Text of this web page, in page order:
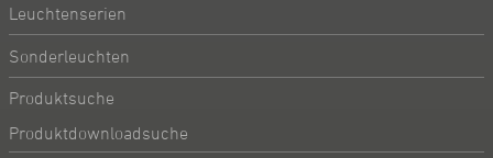
Leuchtenserien
Sonderleuchten
Produktsuche
Produktdownloadsuche